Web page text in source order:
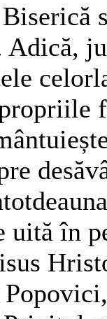
Adică,
uită în